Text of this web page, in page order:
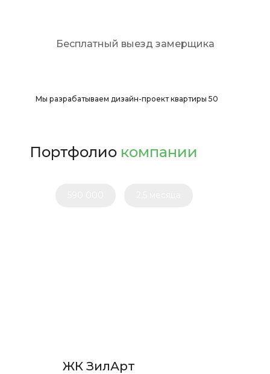
Бесплатный выезд замерщика
Мы разрабатываем дизайн-проект квартиры 50
Портфолио компании
ЖК ЗилАрт